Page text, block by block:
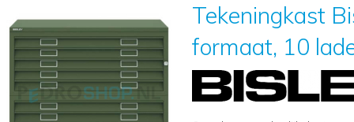
Tekeningkast
formaat, 10